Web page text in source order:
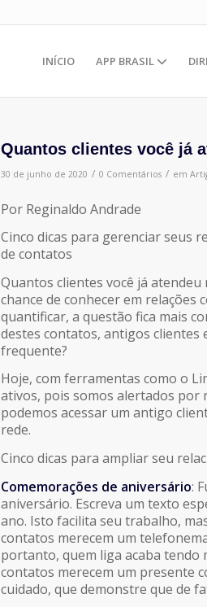
INÍCIO APP BRASIL
Quantos clientes você já
30 de junho de 2020 / 0 Comentários / em
Por Reginaldo Andrade
Cinco dicas para gerenciar seus
de contatos
Quantos clientes você já atendeu
chance de conhecer em relações
quantificar, a questão fica mais
destes contatos, antigos
frequente?
Hoje, com ferramentas como o
ativos, pois somos alertados por
podemos acessar um antigo
rede.
Cinco dicas para ampliar seu
Comemorações de aniversário:
aniversário. Escreva um texto
ano. Isto facilita seu trabalho,
contatos merecem um
portanto, quem liga acaba tendo
contatos merecem um presente
cuidado, que demonstre que de